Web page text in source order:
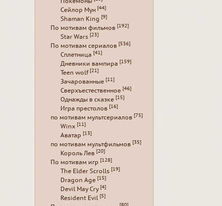
Сейлор Мун [44]
Shaman King [9]
По мотивам фильмов [192]
Star Wars [23]
По мотивам сериалов [536]
Сплетница [41]
Дневники вампира [159]
Teen wolf [21]
Зачарованные [11]
Сверхъестественное [46]
Однажды в сказке [15]
Игра престолов [16]
по мотивам мультсериалов [75]
Winx [11]
Аватар [13]
по мотивам мультфильмов [35]
Король Лев [20]
По мотивам игр [128]
The Elder Scrolls [19]
Dragon Age [15]
Devil May Cry [4]
Resident Evil [5]